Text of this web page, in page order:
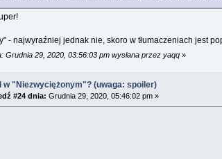
- najwyraźniej jednak nie, skoro w tłumaczeniach jest
Grudnia 29, 2020, 03:56:03 pm wysłana przez yaqq»
w "Niezwyciężonym"? (uwaga: spoiler)
#24 dnia: Grudnia 29, 2020, 05:46:02 pm »